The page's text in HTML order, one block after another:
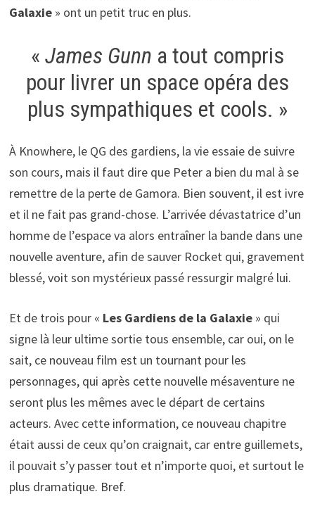
Galaxie» ont un petit truc en plus.
« James Gunn a tout compris
pour livrer un space opéra des
plus sympathiques et cools. »
À Knowhere, le QG des gardiens, la vie essaie de suivre
son cours, mais il faut dire que Peter a bien du mal à se
remettre de la perte de Gamora. Bien souvent, il est ivre
et il ne fait pas grand-chose. L’arrivée dévastatrice d’un
homme de l’espace va alors entraîner la bande dans une
nouvelle aventure, afin de sauver Rocket qui, gravement
blessé, voit son mystérieux passé ressurgir malgré lui.
Et de trois pour « Les Gardiens de la Galaxie» qui
signe là leur ultime sortie tous ensemble, car oui, on le
sait, ce nouveau film est un tournant pour les
personnages, qui après cette nouvelle mésaventure ne
seront plus les mêmes avec le départ de certains
acteurs. Avec cette information, ce nouveau chapitre
était aussi de ceux qu’on craignait, car entre guillemets,
il pouvait s’y passer tout et n’importe quoi, et surtout le
plus dramatique. Bref.